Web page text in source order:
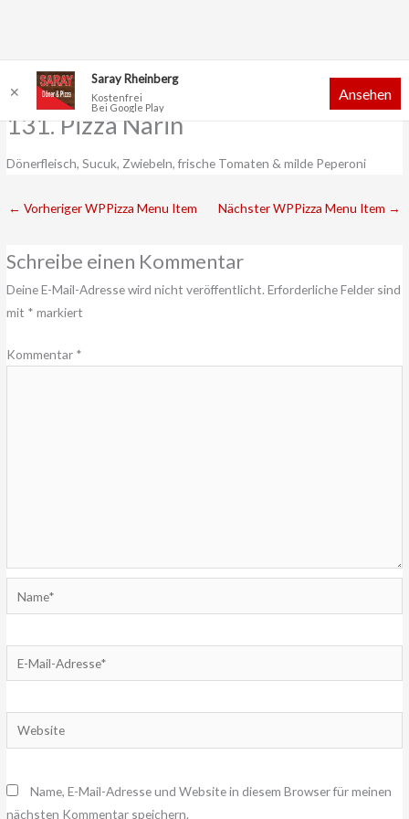
Inhalt
131. Pizza Narin
Dönerfleisch, Sucuk, Zwiebeln, frische Tomaten & milde Peperoni
← Vorheriger WPPizza Menu Item Nächster WPPizza Menu Item →
Schreibe einen Kommentar
Deine E-Mail-Adresse wird nicht veröffentlicht. Erforderliche Felder sind
mit * markiert
Kommentar *
Mail-
Website
Name, E-Mail-Adresse und Website in diesem Browser für meinen
nächsten Kommentar speichern.
✕
Saray Rheinberg
Kostenfrei
Bei Google Play
Ansehen